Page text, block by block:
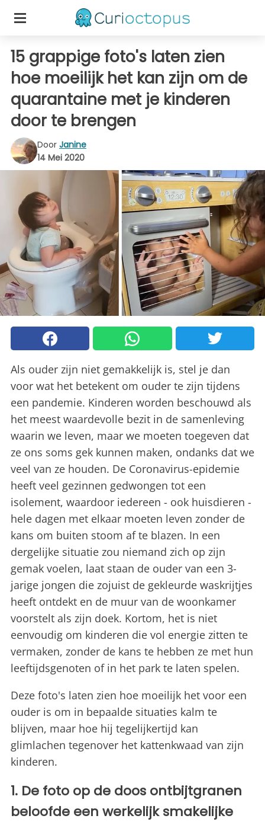
15 grappige foto's laten zien
hoe moeilijk het kan zijn om de
quarantaine met je kinderen
door te brengen
Door Janine
14 Mei 2020
Als ouder zijn niet gemakkelijk is, stel je dan
voor wat het betekent om ouder te zijn tijdens
een pandemie. Kinderen worden beschouwd als
het meest waardevolle bezit in de samenleving
waarin we leven, maar we moeten toegeven dat
ze ons soms gek kunnen maken, ondanks dat we
veel van ze houden. De Coronavirus-epidemie
heeft veel gezinnen gedwongen tot een
isolement, waardoor iedereen - ook huisdieren -
hele dagen met elkaar moeten leven zonder de
kans om buiten stoom af te blazen. In een
dergelijke situatie zou niemand zich op zijn
gemak voelen, laat staan ​​de ouder van een 3-
jarige jongen die zojuist de gekleurde waskrijtjes
heeft ontdekt en de muur van de woonkamer
voorstelt als zijn doek. Kortom, het is niet
eenvoudig om kinderen die vol energie zitten te
vermaken, zonder de kans te hebben ze met hun
leeftijdsgenoten of in het park te laten spelen.
Deze foto's laten zien hoe moeilijk het voor een
ouder is om in bepaalde situaties kalm te
blijven, maar hoe hij tegelijkertijd kan
glimlachen tegenover het kattenkwaad van zijn
kinderen.
1. De foto op de doos ontbijtgranen
beloofde een werkelijk smakelijke